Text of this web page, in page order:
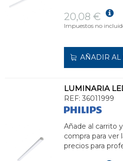
20,08 €
Impuestos no
AÑADIR AL
REF: 36011999
Añade al carrito
compra para ver
precios para